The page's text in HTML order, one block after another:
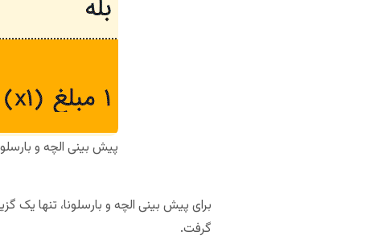
پیش بینی الچه و
برای پیش بینی الچه و بارسلونا، تنها یک
گرفت.